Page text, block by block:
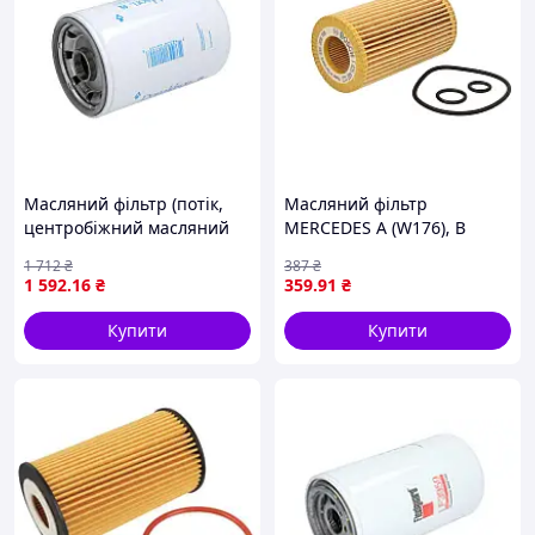
Масляний фільтр (потік,
центробіжний масляний
DONALDSON OFF P559129
1 592.16 ₴
1 712₴
Купити
Масляний фільтр
MERCEDES A (W176), B
W242), C (A205), C (C204), C
(C205), C T-MODEL (S204), C
T-MODEL (S205),
359.91 ₴
387₴
Купити